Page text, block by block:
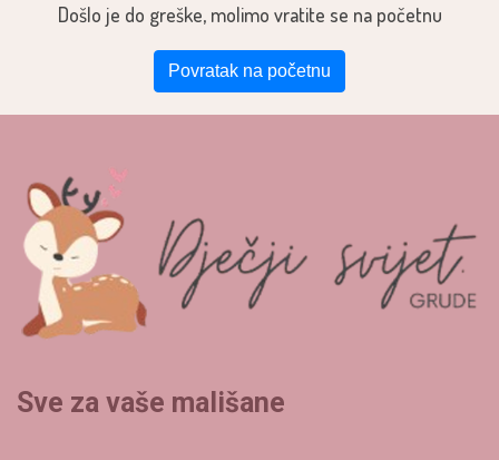
Došlo je do greške, molimo vratite se na početnu
Povratak na početnu
Sve za vaše mališane